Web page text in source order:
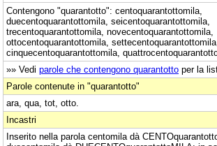
Contengono "quarantotto": centoquarantottomila,
duecentoquarantottomila, seicentoquarantottomila,
trecentoquarantottomila, novecentoquarantottomila,
ottocentoquarantottomila, settecentoquarantottomila,
cinquecentoquarantottomila,
»» Vedi parole che contengono quarantotto per la
Parole contenute in "quarantotto"
ara, qua, tot, otto.
Incastri
Inserito nella parola centomila dà